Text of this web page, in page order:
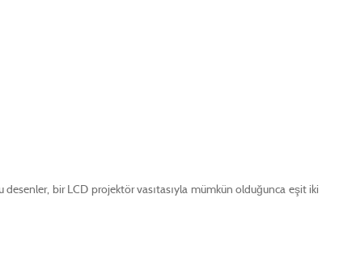
bir LCD projektör vasıtasıyla mümkün olduğunca eşit iki